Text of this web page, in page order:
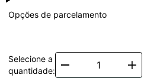
Opções de parcelamento
à vistaR$ 106,56
Selecione a
quantidade: